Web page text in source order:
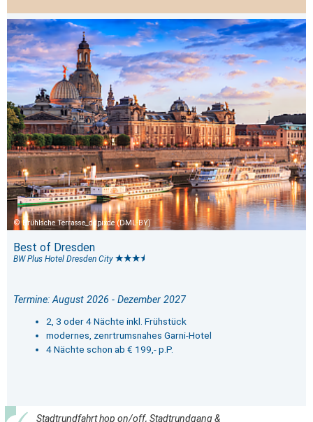
Brühlsche Terrasse_ddpixde (DML-BY)
Best of Dresden
BW Plus Hotel Dresden City
Termine: August 2026 - Dezember 2027
2, 3 oder 4 Nächte inkl. Frühstück
modernes, zenrtrumsnahes Garni-Hotel
4 Nächte schon ab € 199,- p.P.
Stadtrundfahrt hop on/off, Stadtrundgang &